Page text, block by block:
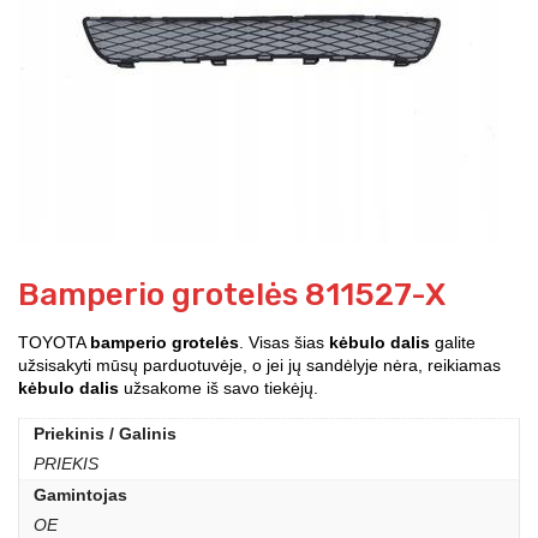
Bamperio grotelės 811527-X
TOYOTA bamperio grotelės . Visas šias kėbulo dalis galite
užsisakyti mūsų parduotuvėje, o jei jų sandėlyje nėra, reikiamas
kėbulo dalis užsakome iš savo tiekėjų.
Priekinis / Galinis
PRIEKIS
Gamintojas
OE